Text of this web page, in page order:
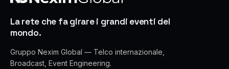
La rete che fa girare i grandi eventi del
mondo.
Gruppo Nexim Global — Telco internazionale,
Broadcast, Event Engineering.